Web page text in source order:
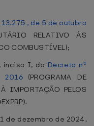
, de 5 de outubro
RELATIVO ÀS
COMBUSTÍVEL);
inciso I, do Decreto nº
(PROGRAMA DE
IMPORTAÇÃO PELOS
de dezembro de 2024,